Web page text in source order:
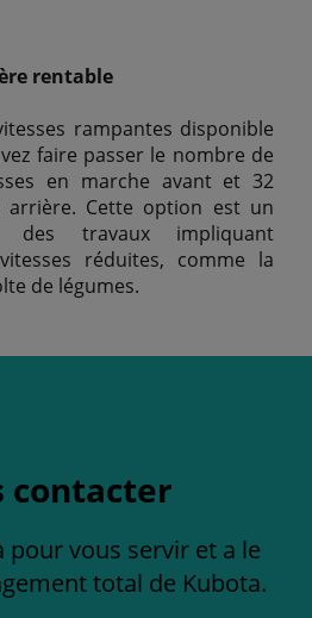
rentable
rampantes disponible
faire passer le nombre de
en marche avant et 32
arrière. Cette option est un
travaux impliquant
réduites, comme la
de légumes.
contacter
pour vous servir et a le
total de Kubota.